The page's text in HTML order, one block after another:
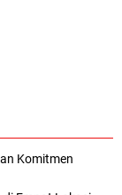
Komitmen